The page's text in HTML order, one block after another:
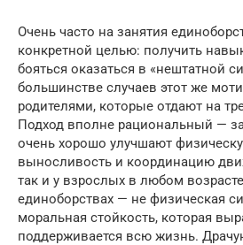
Очень часто на занятия
конкретной целью: получить
бояться оказаться в «нештатной
большинстве случаев этот же
родителями, которые отдают на
Подход вполне рациональный —
очень хорошо улучшают
выносливость и координацию
так и у взрослых в любом
единоборствах — не физическая
моральная стойкость, которая
поддерживается всю жизнь.